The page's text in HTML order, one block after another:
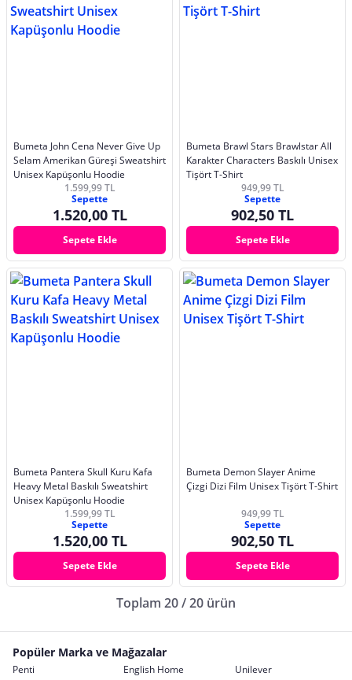
Bumeta John Cena Never Give Up
Selam Amerikan Güreşi Sweatshirt
Unisex Kapüşonlu Hoodie
1.599,99 TL
Sepette
1.520,00 TL
Sepete Ekle
Bumeta Brawl Stars Brawlstar All
Karakter Characters Baskılı Unisex
Tişört T-Shirt
949,99 TL
Sepette
902,50 TL
Sepete Ekle
Bumeta Pantera Skull Kuru Kafa
Heavy Metal Baskılı Sweatshirt
Unisex Kapüşonlu Hoodie
1.599,99 TL
Sepette
1.520,00 TL
Sepete Ekle
Bumeta Demon Slayer Anime
Çizgi Dizi Film Unisex Tişört T-Shirt
949,99 TL
Sepette
902,50 TL
Sepete Ekle
Toplam 20 / 20 ürün
Popüler Marka ve Mağazalar
Penti English Home
Unilever